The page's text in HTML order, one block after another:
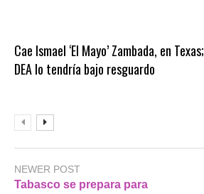
Cae Ismael ‘El Mayo’ Zambada, en Texas;
DEA lo tendría bajo resguardo
NEWER POST
Tabasco se prepara para